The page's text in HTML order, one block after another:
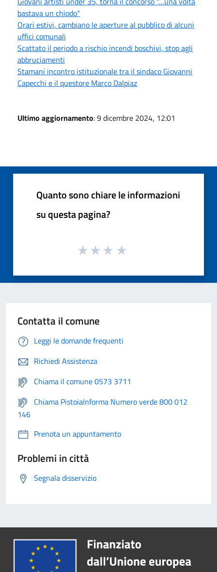
bastava un chiodo"
Orari estivi, cambiano le aperture al pubblico di alcuni
uffici comunali
Scattato il periodo a rischio incendi boschivi, stop agli
abbruciamenti
Stamani incontro istituzionale tra il sindaco Giovanni
Capecchi e il questore Marco Dalpiaz
Ultimo aggiornamento: 9 dicembre 2024, 12:01
Quanto sono chiare le informazioni
su questa pagina?
Contatta il comune
Leggi le domande frequenti
Richiedi Assistenza
Chiama il comune 0573 3711
Chiama PistoiaInforma Numero verde 800 012
146
Prenota un appuntamento
Problemi in città
Segnala disservizio